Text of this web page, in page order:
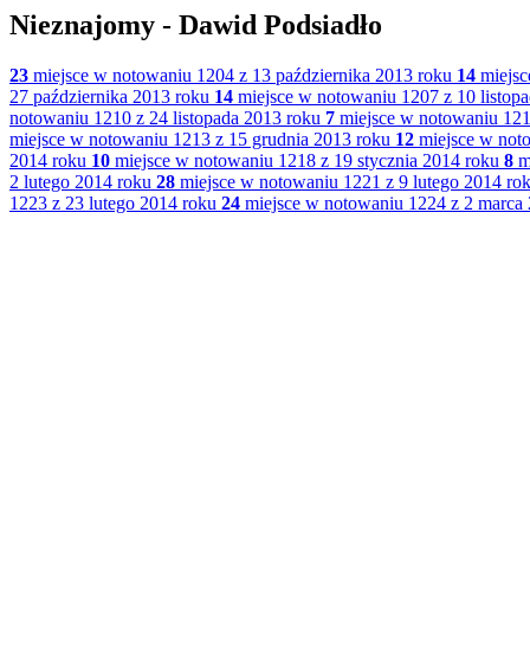
Nieznajomy - Dawid Podsiadło
23 miejsce w notowaniu 1204 z 13 października 2013 roku 14
27 października 2013 roku 14 miejsce w notowaniu 1207 z 10
notowaniu 1210 z 24 listopada 2013 roku 7 miejsce w notowaniu
miejsce w notowaniu 1213 z 15 grudnia 2013 roku 12 miejsce w
2014 roku 10 miejsce w notowaniu 1218 z 19 stycznia 2014 roku 8
2 lutego 2014 roku 28 miejsce w notowaniu 1221 z 9 lutego 2014
1223 z 23 lutego 2014 roku 24 miejsce w notowaniu 1224 z 2 marca